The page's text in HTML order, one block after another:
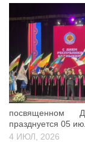
ДПО
Музей КФ
Материалы
посвященном
празднуется 05
4 ИЮЛ, 2026